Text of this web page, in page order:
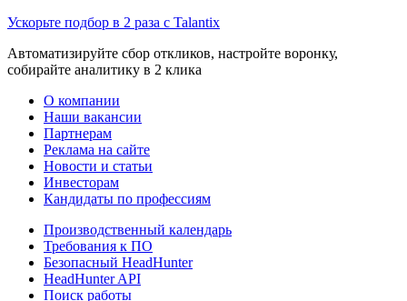
Ускорьте подбор в 2 раза с Talantix
Автоматизируйте сбор откликов, настройте воронку,
собирайте аналитику в 2 клика
О компании
Наши вакансии
Партнерам
Реклама на сайте
Новости и статьи
Инвесторам
Кандидаты по профессиям
Производственный календарь
Требования к ПО
Безопасный HeadHunter
HeadHunter API
Поиск работы